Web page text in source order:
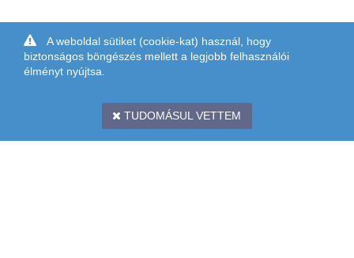
A weboldal sütiket (cookie-kat) használ, hogy
biztonságos böngészés mellett a legjobb felhasználói
élményt nyújtsa.
TUDOMÁSUL VETTEM